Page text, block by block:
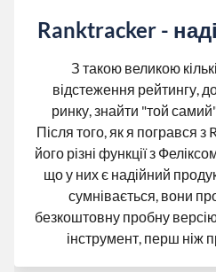
Ranktracker -
З такою великою
відстеження рейтингу,
ринку, знайти "той
Після того, як я погрався з
його різні функції з
що у них є надійний
сумнівається, вони
безкоштовну пробну
інструмент, перш ніж